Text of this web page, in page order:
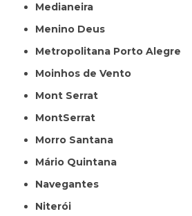
Medianeira
Menino Deus
Metropolitana Porto Alegre
Moinhos de Vento
Mont Serrat
MontSerrat
Morro Santana
Mário Quintana
Navegantes
Niterói